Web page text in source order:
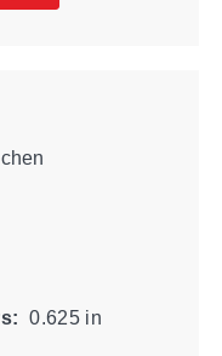
0.625 in